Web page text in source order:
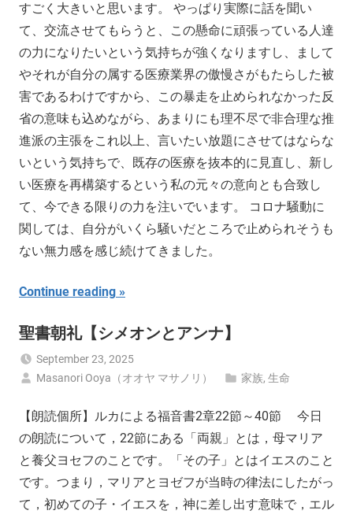
すごく大きいと思います。 やっぱり実際に話を聞い
て、交流させてもらうと、この懸命に頑張っている人達
の力になりたいという気持ちが強くなりますし、まして
やそれが自分の属する医療業界の傲慢さがもたらした被
害であるわけですから、この暴走を止められなかった反
省の意味も込めながら、あまりにも理不尽で非合理な推
進派の主張をこれ以上、言いたい放題にさせてはならな
いという気持ちで、既存の医療を抜本的に見直し、新し
い医療を再構築するという私の元々の意向とも合致し
て、今できる限りの力を注いでいます。 コロナ騒動に
関しては、自分がいくら騒いだところで止められそうも
ない無力感を感じ続けてきました。
Continue reading
聖書朝礼【シメオンとアンナ】
September 23, 2025
Masanori Ooya（オオヤ マサノリ）
家族,生命
【朗読個所】ルカによる福音書2章22節～40節 今日
の朗読について，22節にある「両親」とは，母マリア
と養父ヨセフのことです。「その子」とはイエスのこと
です。つまり，マリアとヨゼフが当時の律法にしたがっ
て，初めての子・イエスを，神に差し出す意味で，エル